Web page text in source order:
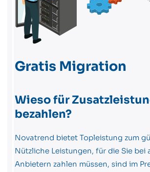
Gratis Migration
Wieso für
bezahlen?
Novatrend bietet Topleistung zum
Nützliche Leistungen, für die Sie bei
Anbietern zahlen müssen, sind im